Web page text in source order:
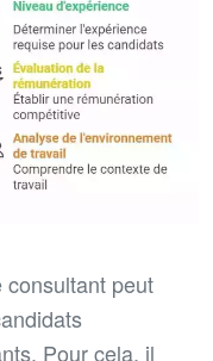
consultant peut
Pour cela, il